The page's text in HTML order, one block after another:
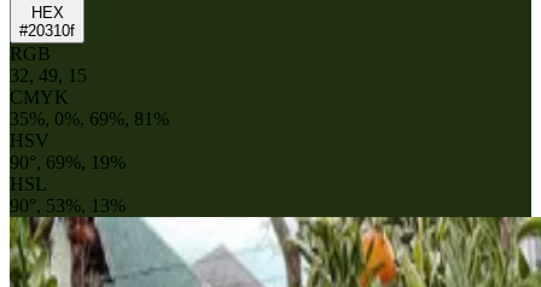
HEX
#20310f
RGB
32, 49, 15
CMYK
35%, 0%, 69%, 81%
HSV
90°, 69%, 19%
HSL
90°, 53%, 13%